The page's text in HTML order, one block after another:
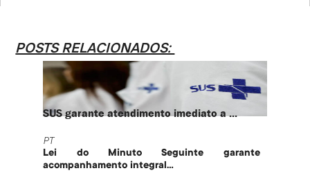
POSTS RELACIONADOS:
SUS garante atendimento imediato a ...
PT
Lei do Minuto Seguinte garante
acompanhamento integral...